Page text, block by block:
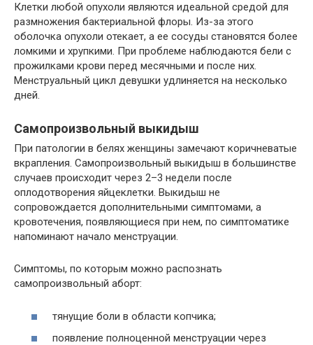
Клетки любой опухоли являются идеальной средой для
размножения бактериальной флоры. Из-за этого
оболочка опухоли отекает, а ее сосуды становятся более
ломкими и хрупкими. При проблеме наблюдаются бели с
прожилками крови перед месячными и после них.
Менструальный цикл девушки удлиняется на несколько
дней.
Самопроизвольный выкидыш
При патологии в белях женщины замечают коричневатые
вкрапления. Самопроизвольный выкидыш в большинстве
случаев происходит через 2–3 недели после
оплодотворения яйцеклетки. Выкидыш не
сопровождается дополнительными симптомами, а
кровотечения, появляющиеся при нем, по симптоматике
напоминают начало менструации.
Симптомы, по которым можно распознать
самопроизвольный аборт:
тянущие боли в области копчика;
появление полноценной менструации через